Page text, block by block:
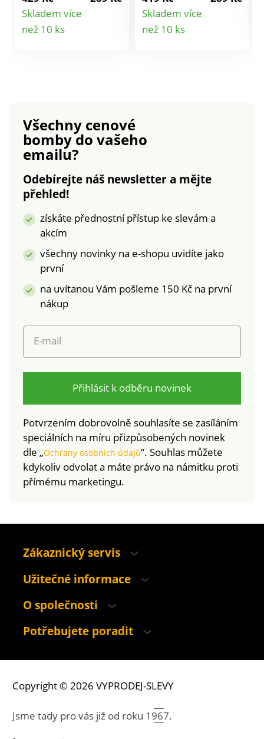
měkká, neprůhledná
kvalita biobavlny s
krásně kulatým
Skladem více
než 10 ks
nařasená část u
poprsí s širokými
krajkovými ramínky
Skladem více
než 10 ks
Všechny cenové
bombydo vašeho
emailu?
Odebírejte náš newsletter a mějte
přehled!
získáte přednostní přístup ke slevám a
akcím
všechny novinky na e-shopu uvidíte jako
první
na uvítanou Vám pošleme 150 Kč na první
nákup
E-mail
Přihlásit k odběru novinek
Potvrzením dobrovolně souhlasíte se zasíláním
speciálních na míru přizpůsobených novinek
dle „Ochrany osobních údajů“. Souhlas můžete
kdykoliv odvolat a máte právo na námitku proti
přímému marketingu.
Zákaznický servis
Užitečné informace
O společnosti
Potřebujete poradit
Copyright © 2026 VYPRODEJ-SLEVY
Jsme tady pro vás již od roku 1967.